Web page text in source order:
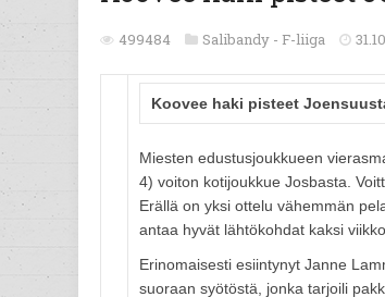
499484 Salibandy - F-liiga
Koovee haki pisteet
Miesten edustusjoukkueen
4) voiton kotijoukkue Josbasta.
Erällä on yksi ottelu vähemmän
antaa hyvät lähtökohdat kaksi
Erinomaisesti esiintynyt Janne
suoraan syötöstä, jonka tarjoili